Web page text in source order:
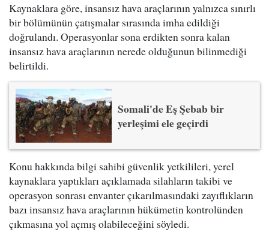
Kaynaklara göre, insansız hava araçlarının yalnızca sınırlı
bir bölümünün çatışmalar sırasında imha edildiği
doğrulandı. Operasyonlar sona erdikten sonra kalan
insansız hava araçlarının nerede olduğunun bilinmediği
belirtildi.
Somali'de Eş Şebab bir
yerleşimi ele geçirdi
Konu hakkında bilgi sahibi güvenlik yetkilileri, yerel
kaynaklara yaptıkları açıklamada silahların takibi ve
operasyon sonrası envanter çıkarılmasındaki zayıflıkların
bazı insansız hava araçlarının hükümetin kontrolünden
çıkmasına yol açmış olabileceğini söyledi.